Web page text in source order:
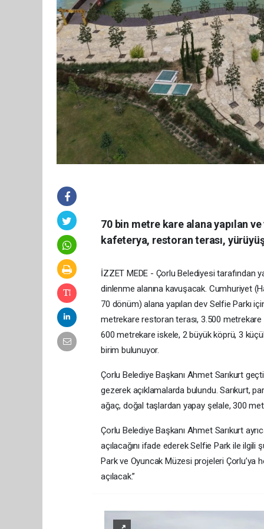
70 bin metre kare alana yapılan
kafeterya, restoran terası,
İZZET MEDE - Çorlu Belediyesi tarafından
dinlenme alanına kavuşacak. Cumhuriyet
70 dönüm) alana yapılan dev Selfie Parkı
metrekare restoran terası, 3.500
600 metrekare iskele, 2 büyük köprü, 3
birim bulunuyor.
Çorlu Belediye Başkanı Ahmet Sarıkurt
gezerek açıklamalarda bulundu. Sarıkurt,
ağaç, doğal taşlardan yapay şelale, 300
Çorlu Belediye Başkanı Ahmet Sarıkurt
açılacağını ifade ederek Selfie Park ile ilgili
Park ve Oyuncak Müzesi projeleri
açılacak.”